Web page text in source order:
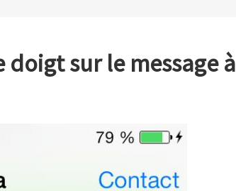
doigt sur le message à